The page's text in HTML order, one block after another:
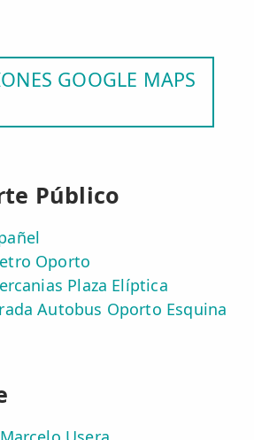
GOOGLE MAPS
Público
Oporto
Plaza Elíptica
Autobus Oporto Esquina